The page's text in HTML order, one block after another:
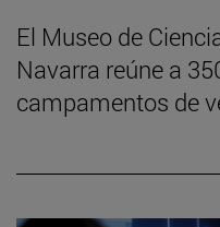
El Museo de
Navarra reúne a
campamentos de